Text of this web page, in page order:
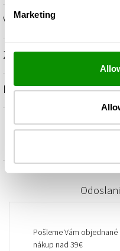
Marketing
VONNÉ TÓNY
ZLOŽENIE
DALŠIE INFORMÁCIE
Pošleme Vám
nákup nad 39€